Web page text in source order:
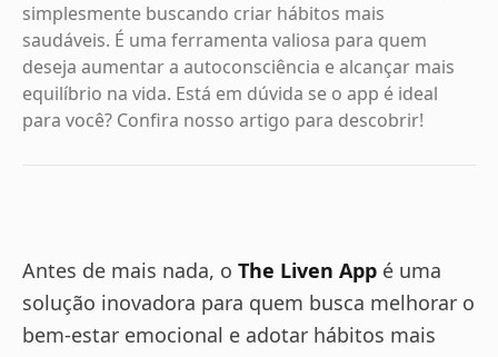
simplesmente buscando criar hábitos mais
saudáveis. É uma ferramenta valiosa para quem
deseja aumentar a autoconsciência e alcançar mais
equilíbrio na vida. Está em dúvida se o app é ideal
para você? Confira nosso artigo para descobrir!
Antes de mais nada, o The Liven App é uma
solução inovadora para quem busca melhorar o
bem-estar emocional e adotar hábitos mais